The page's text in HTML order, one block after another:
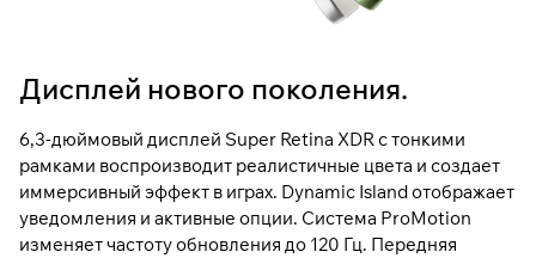
Дисплей нового поколения.
6,3-дюймовый дисплей Super Retina XDR с тонкими
рамками воспроизводит реалистичные цвета и создает
иммерсивный эффект в играх. Dynamic Island отображает
уведомления и активные опции. Система ProMotion
изменяет частоту обновления до 120 Гц. Передняя